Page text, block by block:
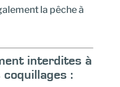
la pêche à
interdites à
: